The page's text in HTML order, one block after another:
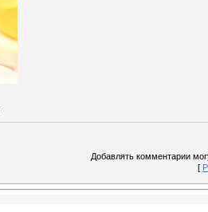
Добавлять комментарии
[